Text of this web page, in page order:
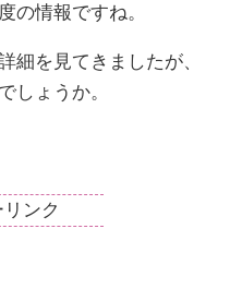
の情報ですね。
細を見てきましたが、
しょうか。
ンク